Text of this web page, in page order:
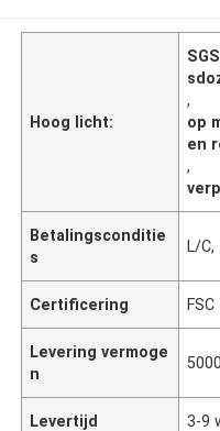
Hoog licht:
,
op
en
,
Betalingsconditie
s
L/C,
Certificering FSC
Levering vermoge
n
Levertijd 3-9